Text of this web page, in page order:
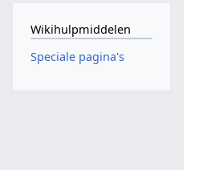
Wikihulpmiddelen
Speciale pagina's